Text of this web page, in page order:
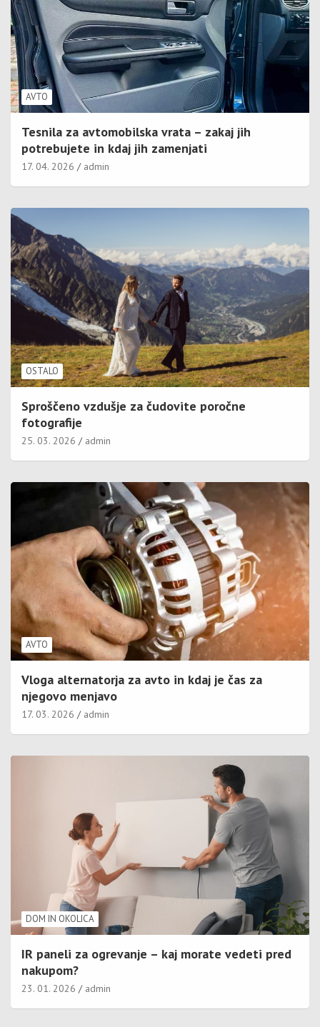
AVTO
Tesnila za avtomobilska vrata – zakaj jih
potrebujete in kdaj jih zamenjati
17. 04. 2026 admin
OSTALO
Sproščeno vzdušje za čudovite poročne
fotografije
25. 03. 2026 admin
AVTO
Vloga alternatorja za avto in kdaj je čas za
njegovo menjavo
17. 03. 2026 admin
DOM IN OKOLICA
IR paneli za ogrevanje – kaj morate vedeti pred
nakupom?
23. 01. 2026 admin